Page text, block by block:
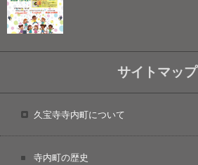
サイトマップ
久宝寺寺内町について
寺内町の歴史